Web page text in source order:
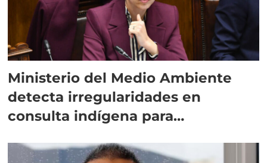
Ministerio del Medio Ambiente
detecta irregularidades en
consulta indígena para